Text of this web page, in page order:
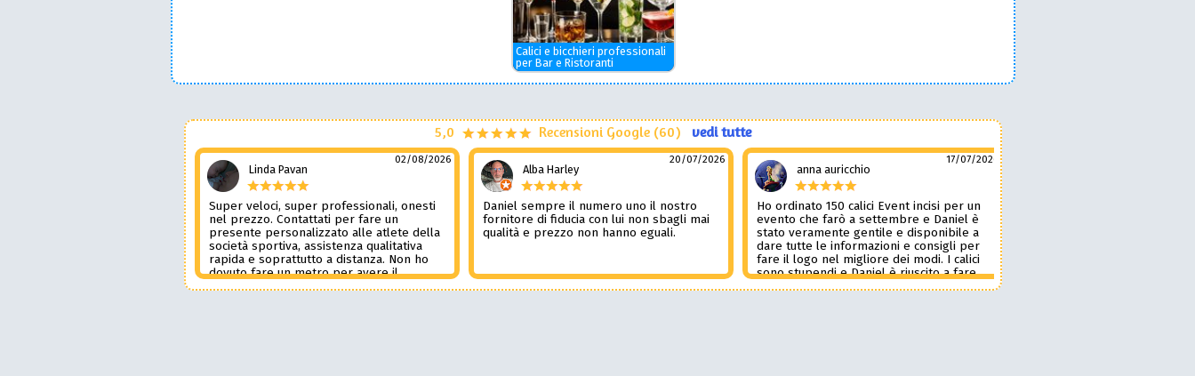
Calici e bicchieri professionali
per Bar e Ristoranti
5,0 Recensioni Google (60) vedi tutte
Linda Pavan
02/08/2026
Super veloci, super professionali, onesti
nel prezzo. Contattati per fare un
presente personalizzato alle atlete della
società sportiva, assistenza qualitativa
rapida e soprattutto a distanza. Non ho
dovuto fare un metro per avere il
prodotto desiderato. Una assistenza del
Alba Harley
20/07/2026
Daniel sempre il numero uno il nostro
fornitore di fiducia con lui non sbagli mai
qualità e prezzo non hanno eguali.
anna auricchio
17/07/2026
Ho ordinato 150 calici Event incisi per un
evento che farò a settembre e Daniel è
stato veramente gentile e disponibile a
dare tutte le informazioni e consigli per
fare il logo nel migliore dei modi. I calici
sono stupendi e Daniel è riuscito a fare
tutto in pochissimi giorni accontentandomi.